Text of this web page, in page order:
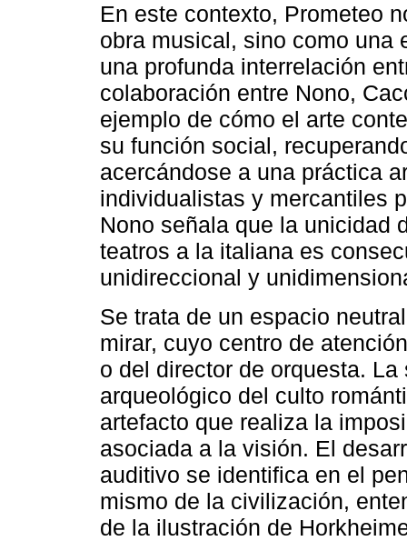
En este contexto, Prometeo
obra musical, sino como una
una profunda interrelación
colaboración entre Nono,
ejemplo de cómo el arte
su función social,
acercándose a una práctica
individualistas y mercantiles
Nono señala que la unicidad
teatros a la italiana es
unidireccional y
Se trata de un espacio
mirar, cuyo centro de
o del director de orquesta.
arqueológico del culto
artefacto que realiza la
asociada a la visión. El
auditivo se identifica en el
mismo de la civilización,
de la ilustración de